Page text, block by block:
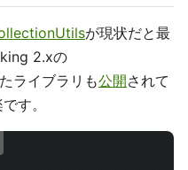
が現状だと最
2.xの
ライブラリも公開されて
す。